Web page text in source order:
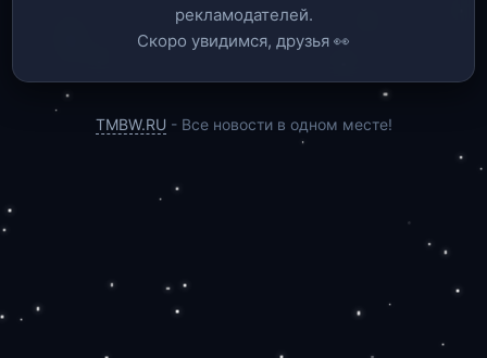
рекламодателей.
Скоро увидимся, друзья 👀
TMBW.RU - Все новости в одном месте!